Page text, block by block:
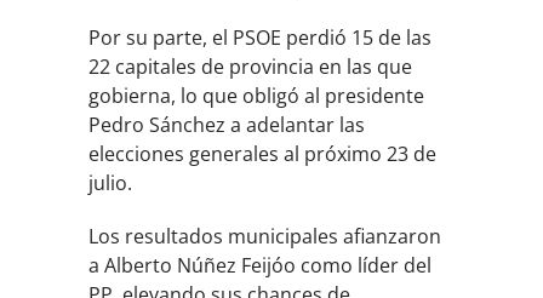
Por su parte, el PSOE perdió 15 de las
22 capitales de provincia en las que
gobierna, lo que obligó al presidente
Pedro Sánchez a adelantar las
elecciones generales al próximo 23 de
julio.
Los resultados municipales afianzaron
a Alberto Núñez Feijóo como líder del